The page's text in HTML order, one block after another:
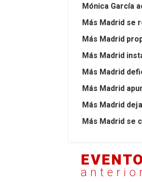
Mónica García
Más Madrid se
Más Madrid
Más Madrid
Más Madrid
Más Madrid
Más Madrid
Más Madrid se